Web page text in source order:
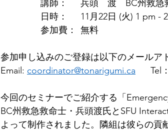
講師：	兵頭　渡　BC州救
日時：	11月22日 (火) 1 pm
参加費：	無料
参加申し込みのご登録は以下のメールア
Email: coordinator@tonarigumi.ca
今回のセミナーでご紹介する「
BC州救急救命士・兵頭渡氏とSFU
よって制作されました。隣組は彼らの貢